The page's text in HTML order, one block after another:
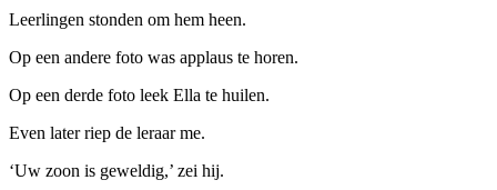
Leerlingen stonden om hem heen.
Op een andere foto was applaus te horen.
Op een derde foto leek Ella te huilen.
Even later riep de leraar me.
‘Uw zoon is geweldig,’ zei hij.